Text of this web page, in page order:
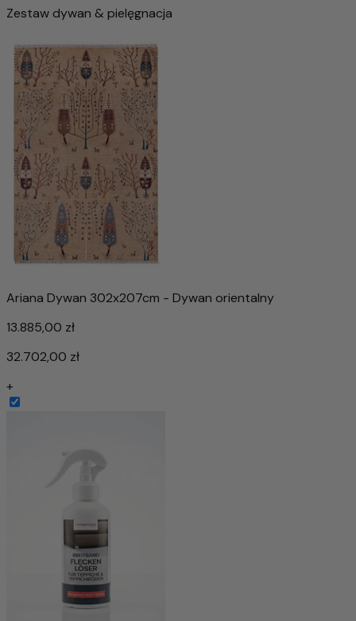
Zestaw dywan & pielęgnacja
Ariana Dywan 302x207cm - Dywan orientalny
13.885,00 zł
32.702,00 zł
+